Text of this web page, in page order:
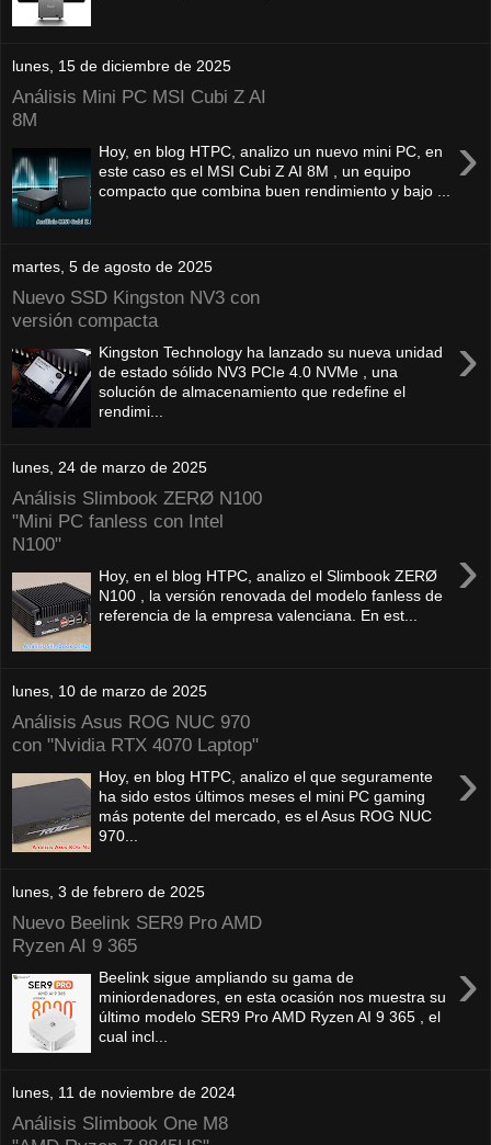
lunes, 15 de diciembre de 2025
Análisis Mini PC MSI Cubi Z AI
8M
›
Hoy, en blog HTPC, analizo un nuevo mini PC, en
este caso es el MSI Cubi Z AI 8M , un equipo
compacto que combina buen rendimiento y bajo ...
martes, 5 de agosto de 2025
Nuevo SSD Kingston NV3 con
versión compacta
›
Kingston Technology ha lanzado su nueva unidad
de estado sólido NV3 PCIe 4.0 NVMe , una
solución de almacenamiento que redefine el
rendimi...
lunes, 24 de marzo de 2025
Análisis Slimbook ZERØ N100
"Mini PC fanless con Intel
N100"
›
Hoy, en el blog HTPC, analizo el Slimbook ZERØ
N100 , la versión renovada del modelo fanless de
referencia de la empresa valenciana. En est...
lunes, 10 de marzo de 2025
Análisis Asus ROG NUC 970
con "Nvidia RTX 4070 Laptop"
›
Hoy, en blog HTPC, analizo el que seguramente
ha sido estos últimos meses el mini PC gaming
más potente del mercado, es el Asus ROG NUC
970...
lunes, 3 de febrero de 2025
Nuevo Beelink SER9 Pro AMD
Ryzen AI 9 365
›
Beelink sigue ampliando su gama de
miniordenadores, en esta ocasión nos muestra su
último modelo SER9 Pro AMD Ryzen AI 9 365 , el
cual incl...
lunes, 11 de noviembre de 2024
Análisis Slimbook One M8